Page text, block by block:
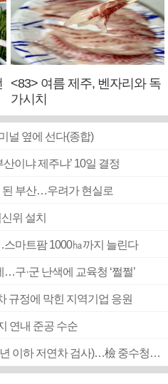
<83> 여름 제주, 벤자리와 독
가시치
널 옆에 선다(종합)
이냐 제주냐’ 10일 결정
된 부산…우려가 현실로
위 설치
스마트팜 1000㏊까지 늘린다
구·군 난색에 교육청 ‘쩔쩔’
규정에 막힌 지역기업 응원
연내 준공 수순
■ 검사 신분 버리고 직급하향(10년 이하 저연차 검사)…檢 중수청행 기피